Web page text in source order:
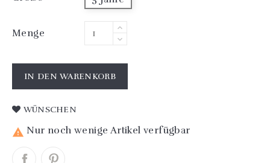
Menge
IN DEN WARENKORB
WÜNSCHEN
 Nur noch wenige Artikel verfügbar